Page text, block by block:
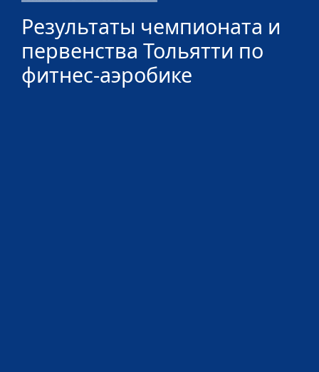
Результаты чемпионата и
первенства Тольятти по
фитнес-аэробике